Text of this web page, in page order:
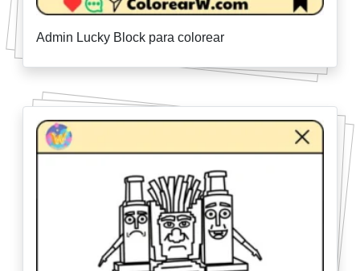
Admin Lucky Block para colorear